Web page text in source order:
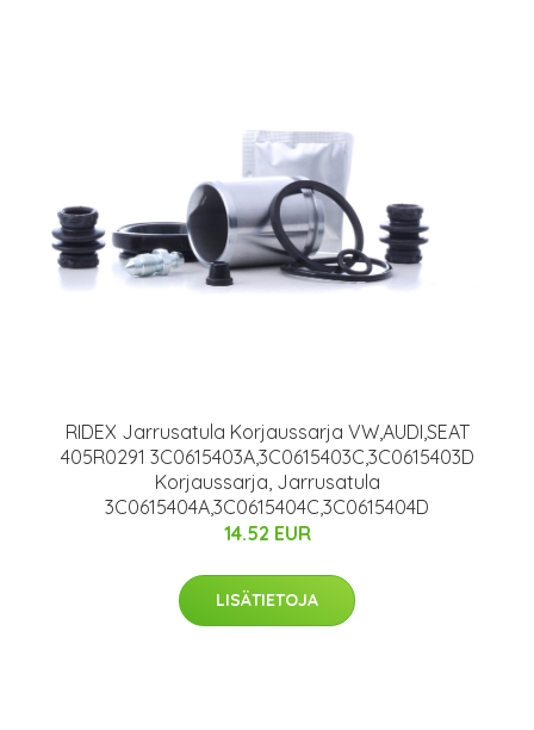
RIDEX Jarrusatula Korjaussarja VW,AUDI,SEAT
405R0291 3C0615403A,3C0615403C,3C0615403D
Korjaussarja, Jarrusatula
3C0615404A,3C0615404C,3C0615404D
14.52 EUR
LISÄTIETOJA